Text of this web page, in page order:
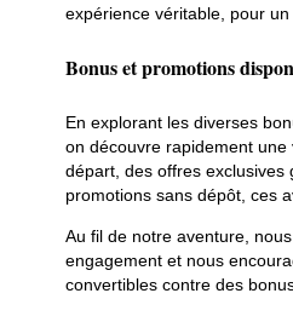
expérience véritable, pour
Bonus et promotions
En explorant les diverses
on découvre rapidement
départ, des offres exclusives
promotions sans dépôt, ces
Au fil de notre aventure,
engagement et nous
convertibles contre des